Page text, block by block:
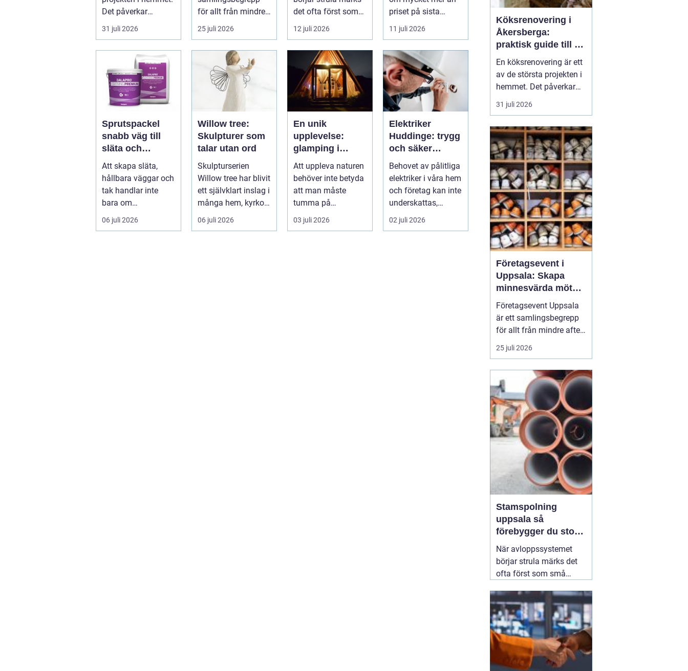
Det påverkar
vardage...
31 juli 2026
för allt från mindre
after work-tr...
25 juli 2026
det ofta först som
små
irritationsmoment:
långsam avrinning
12 juli 2026
priset på sista
raden. För många
entrepren...
11 juli 2026
Sprutspackel
snabb väg till
släta och
hållbara ytor
Att skapa släta,
hållbara väggar och
tak handlar inte
bara om
hantverksskicklighe
t. Valet av materia...
06 juli 2026
Willow tree:
Skulpturer som
talar utan ord
Skulpturserien
Willow tree har blivit
ett självklart inslag i
många hem, kyrkor
och kapel...
06 juli 2026
En unik
upplevelse:
glamping i
Sverige
Att uppleva naturen
behöver inte betyda
att man måste
tumma på
bekvämligheten....
03 juli 2026
Elektriker
Huddinge: trygg
och säker
elinstallation
Behovet av pålitliga
elektriker i våra hem
och företag kan inte
underskattas,
s&aum...
02 juli 2026
Köksrenovering i
Åkersberga:
praktisk guide till ett
smartare kök
En köksrenovering är ett
av de största projekten i
hemmet. Det påverkar
vardagen, hemmets
värde och hur hela
den som planerar
köksrenovering
Åkersberga gäller det att
kombinera smar...
31 juli 2026
Företagsevent i
Uppsala: Skapa
minnesvärda möten
som bygger
starkare team
Företagsevent Uppsala
är ett samlingsbegrepp
för allt från mindre after
work-träffar till större
konferenser och
Fyrishovs bowling är ett
exempel på hur en
genomtänkt miljö kan...
25 juli 2026
Stamspolning
uppsala så
förebygger du stopp
och vattenskador i
fastigheten
När avloppssystemet
börjar strula märks det
ofta först som små
långsam avrinning i kök
och badrum, bubblor i
handfatet eller en svag
men återkommande
avloppslukt. För många
fastighetsägare i